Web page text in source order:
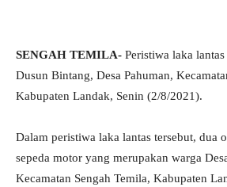
SENGAH TEMILA- Peristiwa laka
Dusun Bintang, Desa Pahuman,
Kabupaten Landak, Senin (2/8/2021).
Dalam peristiwa laka lantas tersebut, dua
sepeda motor yang merupakan warga
Kecamatan Sengah Temila, Kabupaten